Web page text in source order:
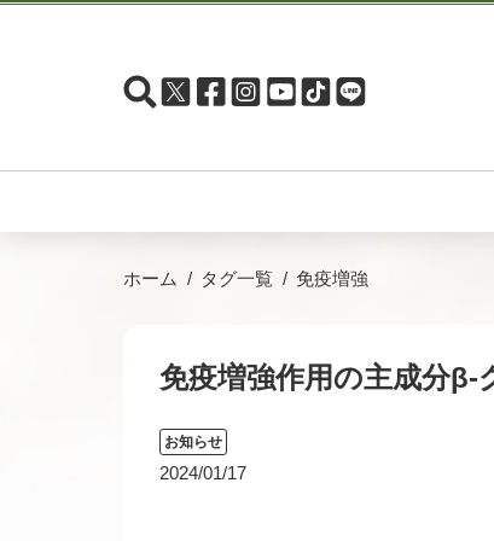
ホーム タグ一覧 免疫増強
免疫増強作用の主成分β-
お知らせ
2024/01/17